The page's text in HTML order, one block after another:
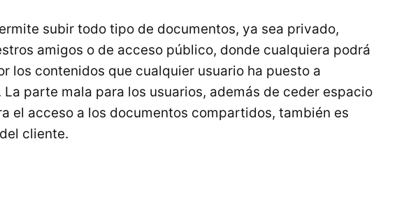
subir todo tipo de documentos, ya sea privado,
amigos o de acceso público, donde cualquiera podrá
los contenidos que cualquier usuario ha puesto a
parte mala para los usuarios, además de ceder espacio
el acceso a los documentos compartidos, también es
cliente.